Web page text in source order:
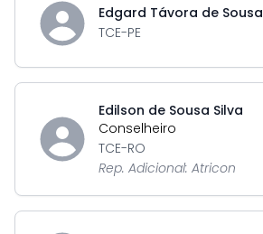
Edgard Távora de Sousa
TCE-PE
Edilson de Sousa Silva
Conselheiro
TCE-RO
Rep. Adicional: Atricon